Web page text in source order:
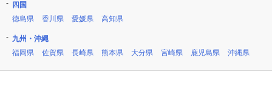
四国
徳島県
香川県 愛媛県 高知県
九州・沖縄
福岡県
佐賀県 長崎県 熊本県 大分県 宮崎県 鹿児島県 沖縄県